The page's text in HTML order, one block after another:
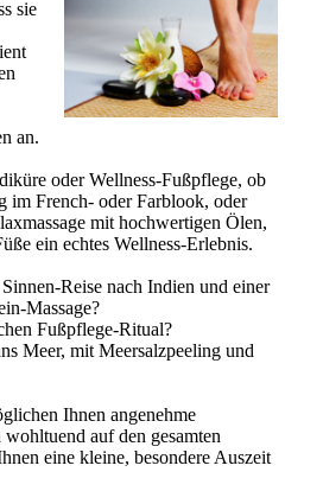
sie
an.
oder Wellness-Fußpflege, ob
im French- oder Farblook, oder
mit hochwertigen Ölen,
ein echtes Wellness-Erlebnis.
Reise nach Indien und einer
Massage?
Fußpflege-Ritual?
Meer, mit Meersalzpeeling und
Ihnen angenehme
auf den gesamten
eine kleine, besondere Auszeit